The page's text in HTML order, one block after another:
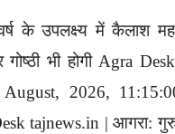
के उपलक्ष्य में कैलाश
भी होगी Agra
August, 2026,
tajnews.in | आगरा: गुरु